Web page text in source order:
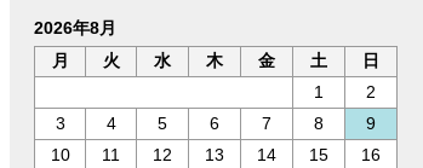
2026年8月
月
火 水 木 金 土 日
1
2
3
4 5 6 7 8
9
10
11 12 13 14 15
16